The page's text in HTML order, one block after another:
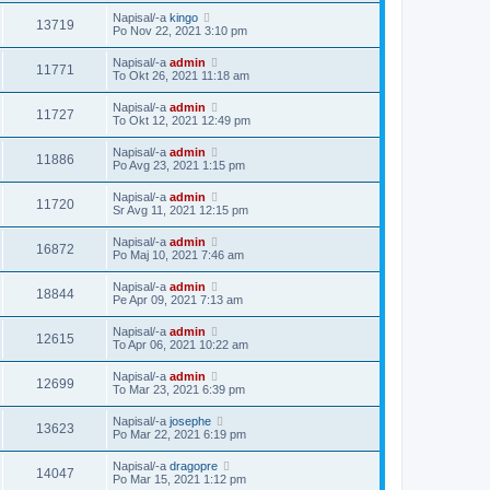
13719 Napisal/-a kingo
Po Nov 22, 2021 3:10 pm
11771 Napisal/-a admin
To Okt 26, 2021 11:18 am
11727 Napisal/-a admin
To Okt 12, 2021 12:49 pm
11886 Napisal/-a admin
Po Avg 23, 2021 1:15 pm
11720 Napisal/-a admin
Sr Avg 11, 2021 12:15 pm
16872 Napisal/-a admin
Po Maj 10, 2021 7:46 am
18844 Napisal/-a admin
Pe Apr 09, 2021 7:13 am
12615 Napisal/-a admin
To Apr 06, 2021 10:22 am
12699 Napisal/-a admin
To Mar 23, 2021 6:39 pm
13623 Napisal/-a josephe
Po Mar 22, 2021 6:19 pm
14047 Napisal/-a dragopre
Po Mar 15, 2021 1:12 pm